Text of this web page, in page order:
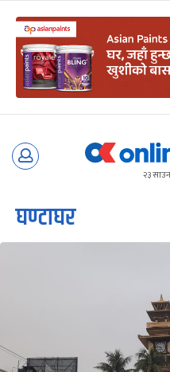
Skip
२३
घण्टाघर